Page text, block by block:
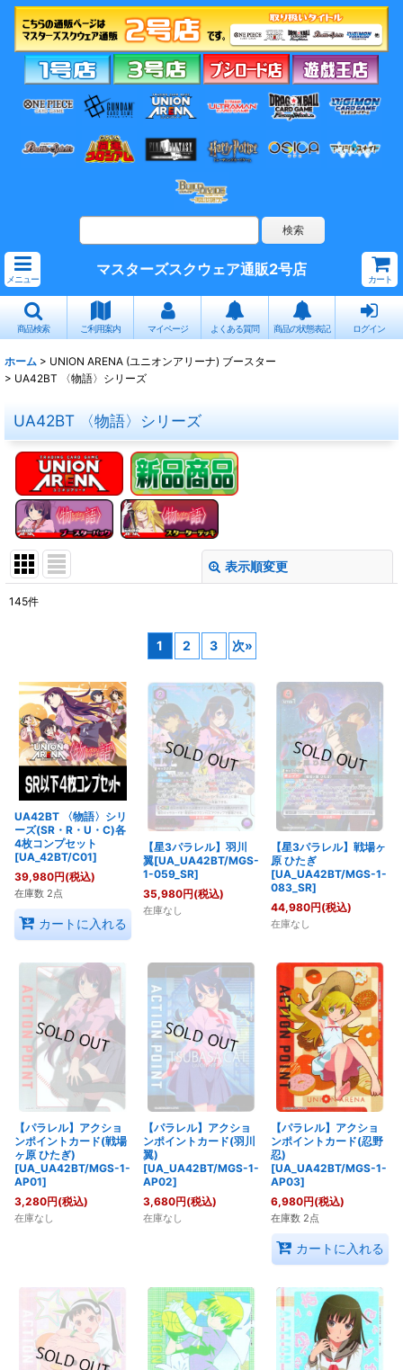
メニュー
マスターズスクウェア通販2号店
カート
商品検索 ご利用案内 マイページ よくある質問 商品の状態表記 ログイン
ホーム > UNION ARENA (ユニオンアリーナ) ブースター
> UA42BT 〈物語〉シリーズ
UA42BT 〈物語〉シリーズ
表示順変更
並び順:
絞り込む
145件
1 2 3 次»
UA42BT 〈物語〉シリ
ーズ(SR・R・U・C)各
4枚コンプセット
[UA_42BT/C01]
39,980円(税込)
在庫数 2点
カートに入れる
【星3パラレル】羽川
翼[UA_UA42BT/MGS-
1-059_SR]
35,980円(税込)
在庫なし
【星3パラレル】戦場ヶ
原 ひたぎ
[UA_UA42BT/MGS-1-
083_SR]
44,980円(税込)
在庫なし
【パラレル】アクショ
ンポイントカード(戦場
ヶ原 ひたぎ)
[UA_UA42BT/MGS-1-
AP01]
3,280円(税込)
在庫なし
【パラレル】アクショ
ンポイントカード(羽川
翼)
[UA_UA42BT/MGS-1-
AP02]
3,680円(税込)
在庫なし
【パラレル】アクショ
ンポイントカード(忍野
忍)
[UA_UA42BT/MGS-1-
AP03]
6,980円(税込)
在庫数 2点
カートに入れる